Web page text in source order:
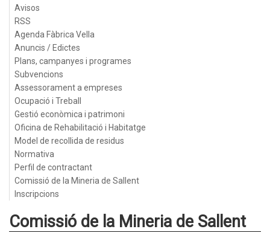
Avisos
RSS
Agenda Fàbrica Vella
Anuncis / Edictes
Plans, campanyes i programes
Subvencions
Assessorament a empreses
Ocupació i Treball
Gestió econòmica i patrimoni
Oficina de Rehabilitació i Habitatge
Model de recollida de residus
Normativa
Perfil de contractant
Comissió de la Mineria de Sallent
Inscripcions
Comissió de la Mineria de Sallent